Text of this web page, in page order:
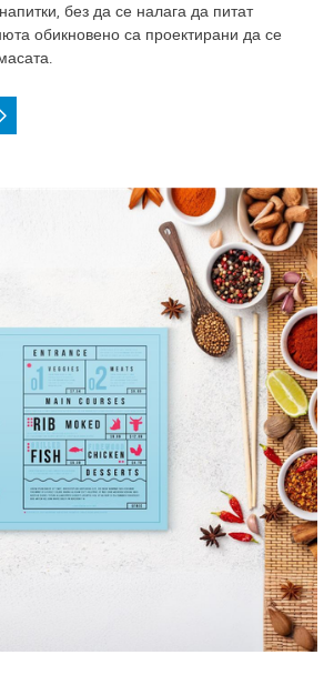
без да се налага да питат
обикновено са проектирани да се
подложки